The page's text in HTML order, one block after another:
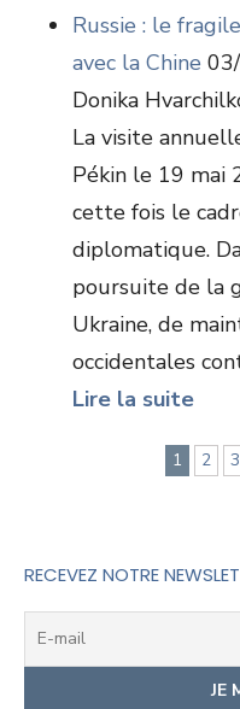
Russie : le
avec la Chine
Donika
La visite
Pékin le 19 mai
cette fois le
diplomatique.
poursuite de la
Ukraine, de
occidentales
Lire la suite
1 2 3
RECEVEZ NOTRE